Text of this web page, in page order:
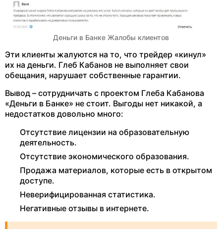
Деньги в Банке Жалобы клиентов
Эти клиенты жалуются на то, что трейдер «кинул»
их на деньги. Глеб Кабанов не выполняет свои
обещания, нарушает собственные гарантии.
Вывод – сотрудничать с проектом Глеба Кабанова
«Деньги в Банке» не стоит. Выгоды нет никакой, а
недостатков довольно много:
Отсутствие лицензии на образовательную
деятельность.
Отсутствие экономического образования.
Продажа материалов, которые есть в открытом
доступе.
Неверифицированная статистика.
Негативные отзывы в интернете.